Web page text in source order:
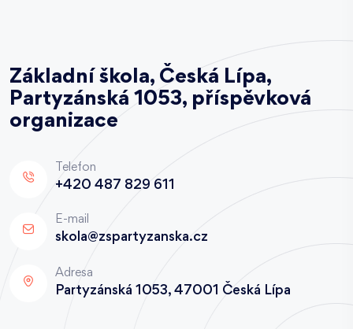
Základní škola, Česká Lípa,
Partyzánská 1053, příspěvková
organizace
Telefon
+420 487 829 611
E-mail
skola@zspartyzanska.cz
Adresa
Partyzánská 1053, 47001 Česká Lípa